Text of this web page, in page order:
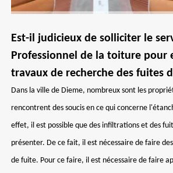
Est-il judicieux de solliciter le
Professionnel de la toiture pour
travaux de recherche des fuites
Dans la ville de Dieme, nombreux sont les
rencontrent des soucis en ce qui concerne
effet, il est possible que des infiltrations et des
présenter. De ce fait, il est nécessaire de faire
de fuite. Pour ce faire, il est nécessaire de faire